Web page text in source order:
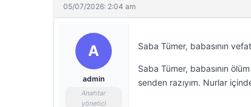
05/07/2026: 2:04 am
A
admin
Anahtar
yönetici
Saba Tümer, babasının
Saba Tümer, babasının
senden razıyım. Nurlar